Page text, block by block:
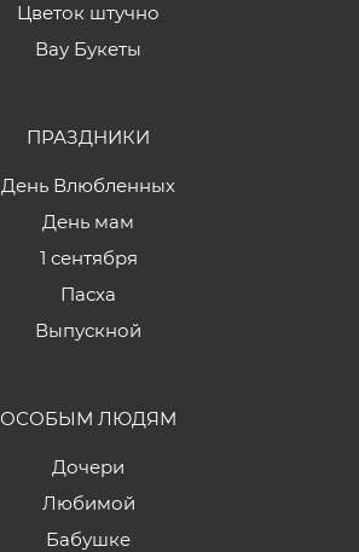
Цветок штучно
Вау Букеты
ПРАЗДНИКИ
День Влюбленных
День мам
1 сентября
Пасха
Выпускной
ОСОБЫМ ЛЮДЯМ
Дочери
Любимой
Бабушке